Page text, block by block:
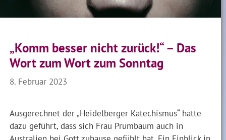
„Komm besser nicht zurück!“ – Das
Wort zum Wort zum Sonntag
8. Februar 2023
Ausgerechnet der „Heidelberger Katechismus“ hatte
dazu geführt, dass sich Frau Prumbaum auch in